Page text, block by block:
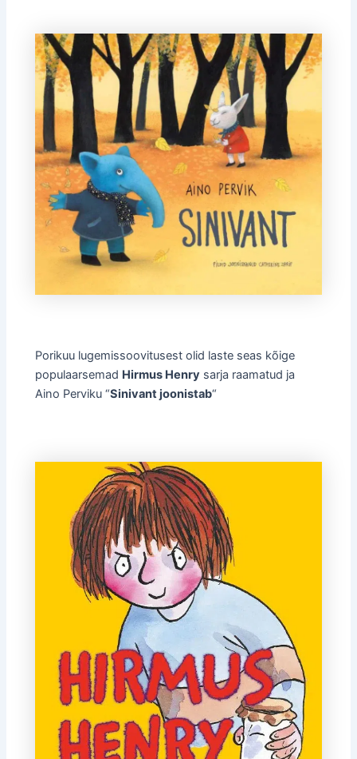
Porikuu lugemissoovitusest olid laste seas kõige
populaarsemad Hirmus Henry sarja raamatud ja
Aino Perviku “Sinivant joonistab“